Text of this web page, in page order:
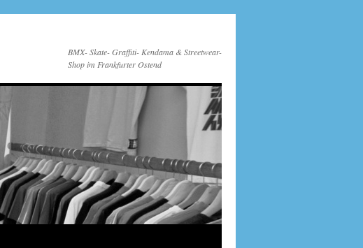
BMX- Skate- Graffiti- Kendama & Streetwear-
Shop im Frankfurter Ostend